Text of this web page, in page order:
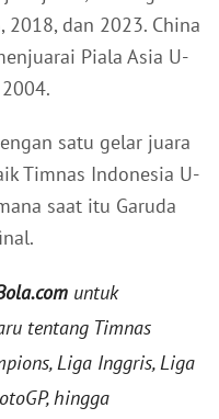
dan 2023. China
Piala Asia U-
satu gelar juara
Timnas Indonesia U-
saat itu Garuda
untuk
tentang Timnas
Liga Inggris, Liga
hingga